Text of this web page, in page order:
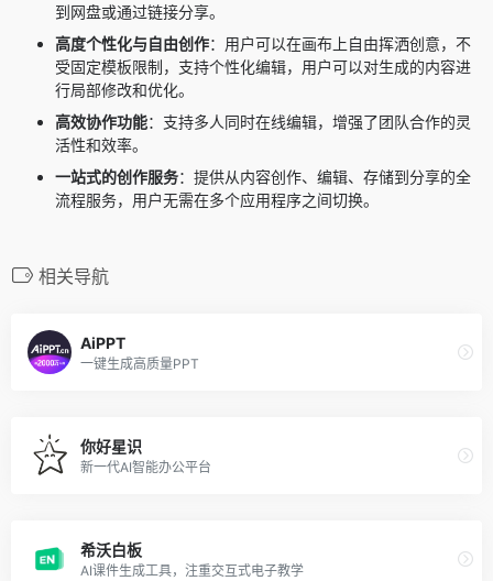
到网盘或通过链接分享。
高度个性化与自由创作：用户可以在画布上自由挥洒创意，不
受固定模板限制，支持个性化编辑，用户可以对生成的内容进
行局部修改和优化。
高效协作功能：支持多人同时在线编辑，增强了团队合作的灵
活性和效率。
一站式的创作服务：提供从内容创作、编辑、存储到分享的全
流程服务，用户无需在多个应用程序之间切换。
相关导航
AiPPT
一键生成高质量PPT
你好星识
新一代AI智能办公平台
希沃白板
AI课件生成工具，注重交互式电子教学